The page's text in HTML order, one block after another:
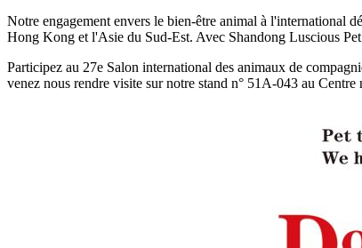
Notre engagement envers le bien-être animal à l'international
Hong Kong et l'Asie du Sud-Est. Avec Shandong Luscious
Participez au 27e Salon international des animaux de
venez nous rendre visite sur notre stand n° 51A-043 au